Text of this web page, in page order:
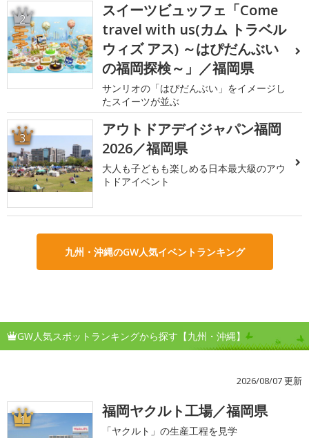
2
スイーツビュッフェ「Come
travel with us(カム トラベル
ウィズ アス) ～はぴだんぶい
の福岡探検～」／福岡県
サンリオの「はぴだんぶい」をイメージし
たスイーツが並ぶ
3
アウトドアデイジャパン福岡
2026／福岡県
大人も子どもも楽しめる日本最大級のアウ
トドアイベント
九州・沖縄のGW人気イベントランキング
GW人気スポットランキングから探す【九州・沖縄】
2026/08/07 更新
1 福岡ヤクルト工場／福岡県
「ヤクルト」の生産工程を見学